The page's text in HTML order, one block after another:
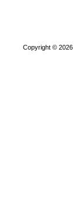
Copyright © 2026